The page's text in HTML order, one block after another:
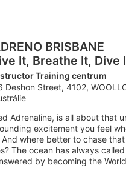
BRISBANE
It, Breathe It, Dive
Training centrum
Deshon Street, 4102,
Adrenaline, is all about that
excitement you feel
where better to chase
The ocean has always
by becoming the